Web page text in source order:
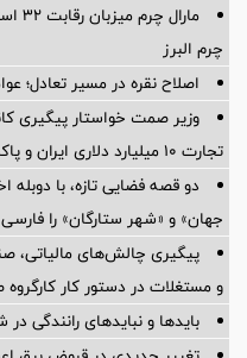
چرم البرز
اصلاح نقره در مسیر تعادل؛
وزیر صمت خواستار پیگیری
تجارت ۱۰ میلیارد دلاری ایران و پاکستان
دو قصه فضایی تازه، با
جهان» و «شهر ستارگان» را فارسی
پیگیری چالش‌های مالیاتی،
و مستغلات در دستور کار
بایدها و نبایدهای رانندگی در شهر (۷